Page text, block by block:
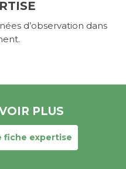
d’observation dans
PLUS
fiche expertise